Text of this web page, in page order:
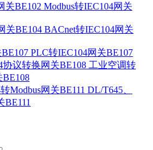
Modbus转IEC104网关
BACnet转IEC104网关
PLC转IEC104网关BE107
工业空调转
DL/T645、
BE111